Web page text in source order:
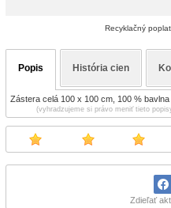
Zdieľať
Recyklačný
Popis História cien
Zástera celá 100 x 100 cm, 100 % bavlna
(vyhradzujeme si právo meniť tieto